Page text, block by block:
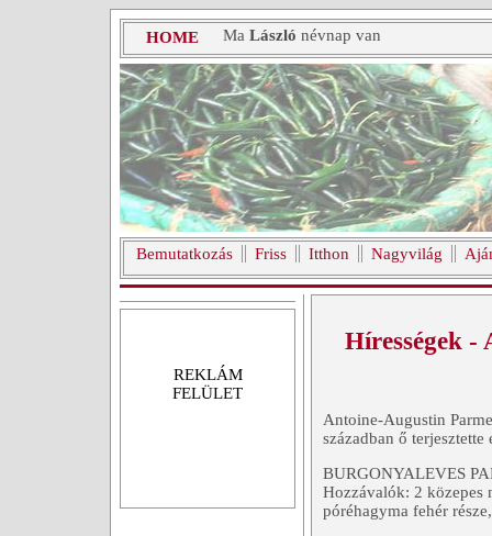
HOME Ma László névnap van
Bemutatkozás Friss Itthon Nagyvilág
REKLÁM
FELÜLET
Hírességek -
Antoine-Augustin
században ő
BURGONYALEVES
Hozzávalók: 2 közepes
póréhagyma fehér